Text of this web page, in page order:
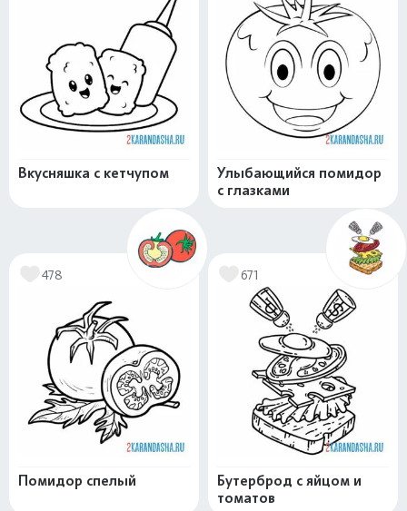
Вкусняшка с кетчупом
Улыбающийся помидор
с глазками
478
Помидор спелый
671
Бутерброд с яйцом и
томатов